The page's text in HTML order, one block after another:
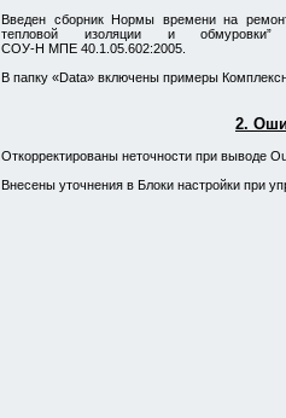
Введен сборник Нормы времени на
тепловой изоляции и
СОУ-Н МПЕ 40.1.05.602:2005.
В папку «Data» включены примеры
2.
Откорректированы неточности при выводе
Внесены уточнения в Блоки настройки при